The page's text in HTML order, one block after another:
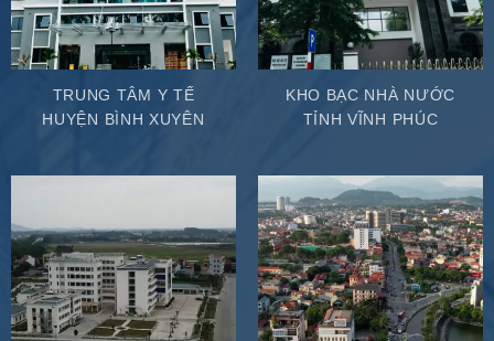
TRUNG TÂM Y TẾ
HUYỆN BÌNH XUYÊN
KHO BẠC NHÀ NƯỚC
TỈNH VĨNH PHÚC